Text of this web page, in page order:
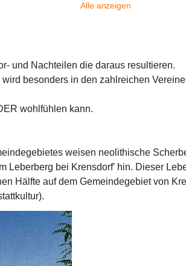
Alle anzeigen
und Nachteilen die daraus resultieren.
besonders in den zahlreichen
wohlfühlen kann.
weisen neolithische
Leberberg bei Krensdorf' hin. Dieser
Hälfte auf dem Gemeindegebiet von